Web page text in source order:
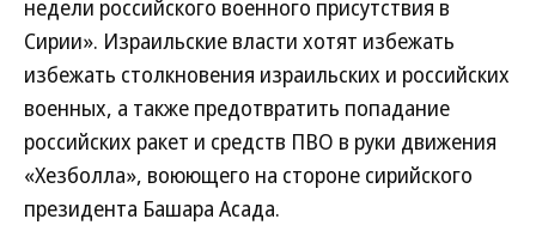
недели российского военного присутствия в
Сирии». Израильские власти хотят избежать
избежать столкновения израильских и российских
военных, а также предотвратить попадание
российских ракет и средств ПВО в руки движения
«Хезболла», воюющего на стороне сирийского
президента Башара Асада.